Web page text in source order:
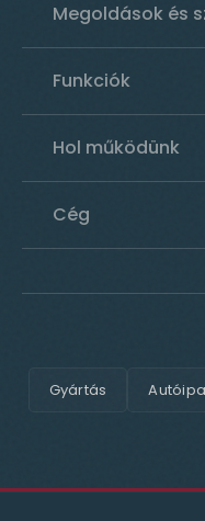
Megoldások és
Funkciók
Hol működünk
Cég
Gyártás